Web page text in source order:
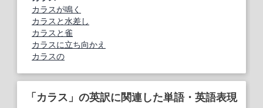
カラスが鳴く
カラスと水差し
カラスと雀
カラスに立ち向かえ
カラスの
「カラス」の英訳に関連した単語・英語表現